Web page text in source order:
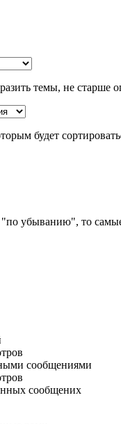
темы, не старше
будет
убыванию", то
сообщениями
сообщених